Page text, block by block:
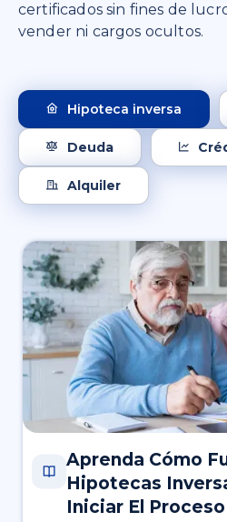
certificados sin fines de
vender ni cargos ocultos.
Hipoteca inversa
Deuda
Alquiler
Aprenda Cómo
Hipotecas
Iniciar El Proceso